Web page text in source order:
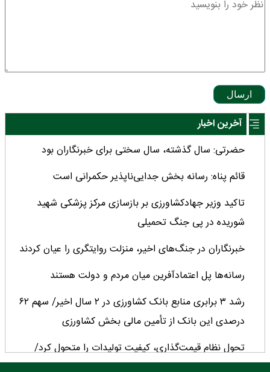
ارسال
آخرین اخبار
حضرتی: سال گذشته، سال سختی برای خبرنگاران بود
قائم پناه: رسانه بخش جدایی‌ناپذیر حکمرانی است
تاکید وزیر جهادکشاورزی بر بازسازی مرکز پزشکی شهید
شوریده در پی جنگ تحمیلی
خبرنگاران در جنگ‌های اخیر، منزلت روایتگری را عیان کردند
رسانه‌ها پل اعتمادآفرین میان مردم و دولت هستند
رشد ۳ برابری منابع بانک کشاورزی در ۲ سال اخیر/ سهم ۶۲
درصدی این بانک از تأمین مالی بخش کشاورزی
تحول نظام قیمت‌گذاری، کیفیت تولیدات را متحول کرد/
چشم‌انداز مثبت تولید دانه‌های روغنی پس از ۳۰ سال